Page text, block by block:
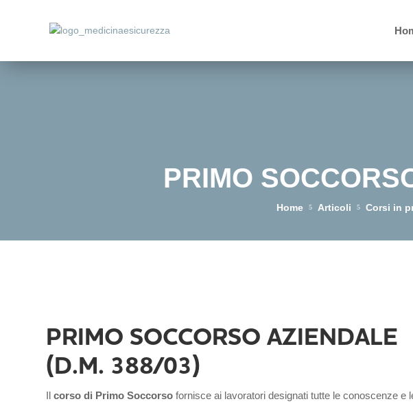
PRIMO
Home 5 Articoli 5 Corsi in
PRIMO SOCCORSO AZIENDALE
(D.M. 388/03)
Ilcorso di Primo Soccorso fornisce ai lavoratori designati tutte le conoscenze e